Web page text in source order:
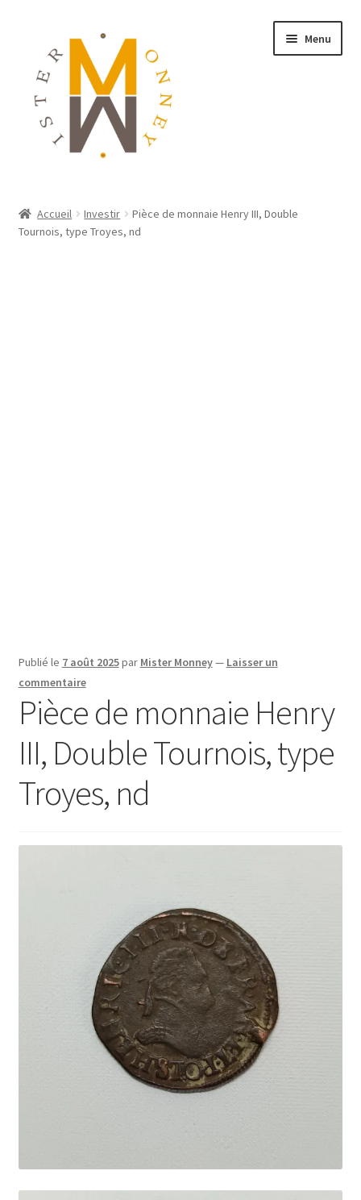
Menu
MONNAIES
Accueil Investir
Pièce de monnaie Henry III, Double
Tournois, type Troyes, nd
Publié le 7 août 2025par Mister Monney— Laisser un
commentaire
Pièce de monnaie Henry
III, Double Tournois, type
Troyes, nd